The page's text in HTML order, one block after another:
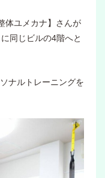
体ユメカナ】さんが
同じビルの4階へと
ナルトレーニングを